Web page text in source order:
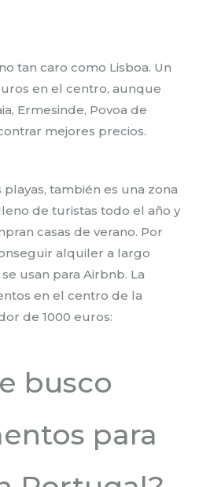
tan caro como Lisboa. Un
en el centro, aunque
Ermesinde, Povoa de
mejores precios.
también es una zona
de turistas todo el año y
casas de verano. Por
alquiler a largo
usan para Airbnb. La
en el centro de la
de 1000 euros:
busco
para